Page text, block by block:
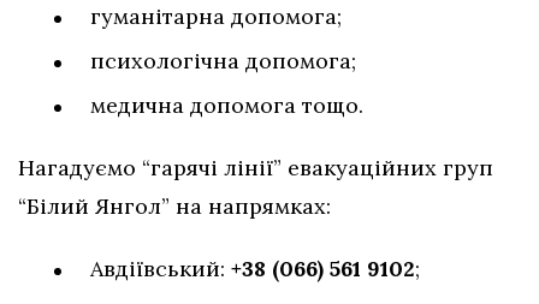
гуманітарна допомога;
психологічна допомога;
медична допомога тощо.
Нагадуємо “гарячі лінії” евакуаційних груп
“Білий Янгол” на напрямках:
Авдіївський: +38 (066) 561 9102;